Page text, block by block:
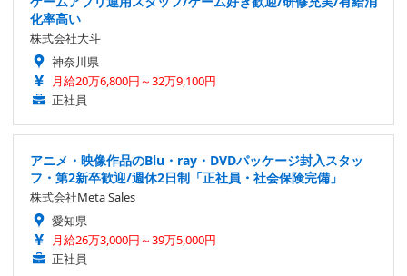
化率高い
株式会社大斗
神奈川県
月給20万6,800円～32万9,100円
正社員
アニメ・映像作品のBlu・ray・DVDパッケージ封入スタッ
フ・第2新卒歓迎/週休2日制「正社員・社会保険完備」
株式会社Meta Sales
愛知県
月給26万3,000円～39万5,000円
正社員